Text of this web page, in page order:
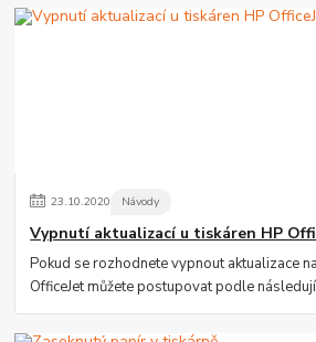
23.10.2020 Návody
Vypnutí aktualizací u tiskáren HP
Pokud se rozhodnete vypnout aktualizace
OfficeJet můžete postupovat podle